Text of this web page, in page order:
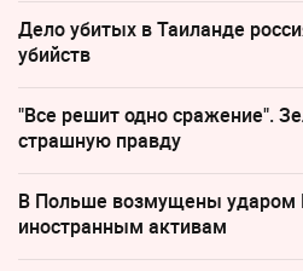
Дело убитых в Таиланде
убийств
"Все решит одно сражение".
страшную правду
В Польше возмущены ударом
иностранным активам